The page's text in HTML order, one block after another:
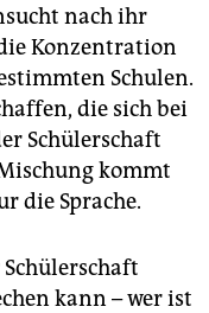
nach ihr
Konzentration
Schulen.
die sich bei
Schülerschaft
kommt
die Sprache.
kann – wer ist